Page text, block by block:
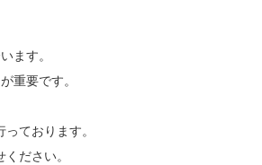
ます。
重要です。
ております。
ださい。